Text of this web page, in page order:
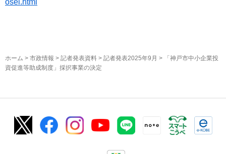
osei.html
ホーム > 市政情報 > 記者発表資料 > 記者発表2025年9月 > 「神戸市中小企業投
資促進等助成制度」採択事業の決定